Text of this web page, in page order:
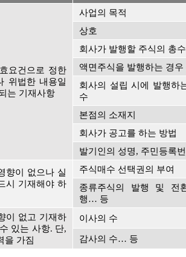
요건으로 정한
위법한 내용일
는 기재사항
사업의 목적
상호
회사가 발행할 주식의 총수
액면주식을 발행하는 경우
회사의 설립 시에 발행하
수
본점의 소재지
회사가 공고를 하는 방법
발기인의 성명, 주민등록
향이 없으나 실
시 기재해야 하
주식매수 선택권의 부여
종류주식의 발행 및 전
행… 등
이 없고 기재하
있는 사항. 단,
을 가짐
이사의 수
감사의 수… 등